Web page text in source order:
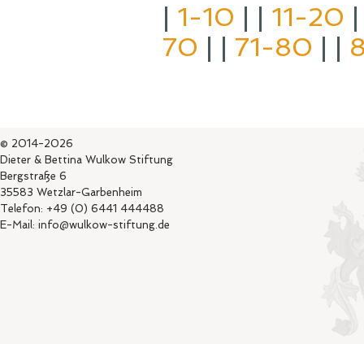
| 1-10 | | 11-20
70 | | 71-80 | |
© 2014-2026
Dieter & Bettina Wulkow Stiftung
Bergstraße 6
35583 Wetzlar-Garbenheim
Telefon: +49 (0) 6441 444488
E-Mail: info@wulkow-stiftung.de